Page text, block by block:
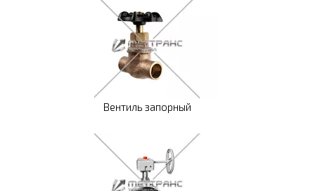
Вентиль запорный